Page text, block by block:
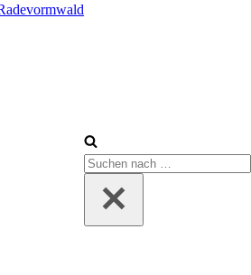
Suchen
nach …